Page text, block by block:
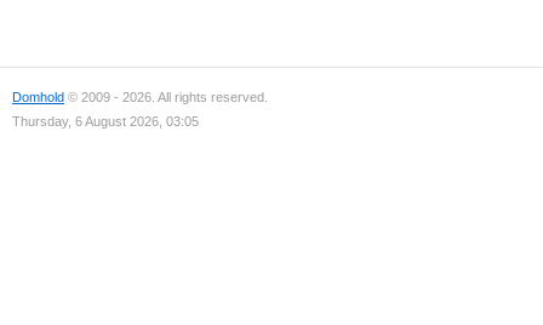
Domhold © 2009 - 2026. All rights reserved.
Thursday, 6 August 2026, 03:05